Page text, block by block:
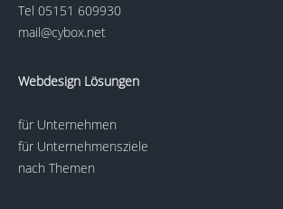
Tel 05151 609930
mail@cybox.net
Webdesign Lösungen
für Unternehmen
für Unternehmensziele
nach Themen